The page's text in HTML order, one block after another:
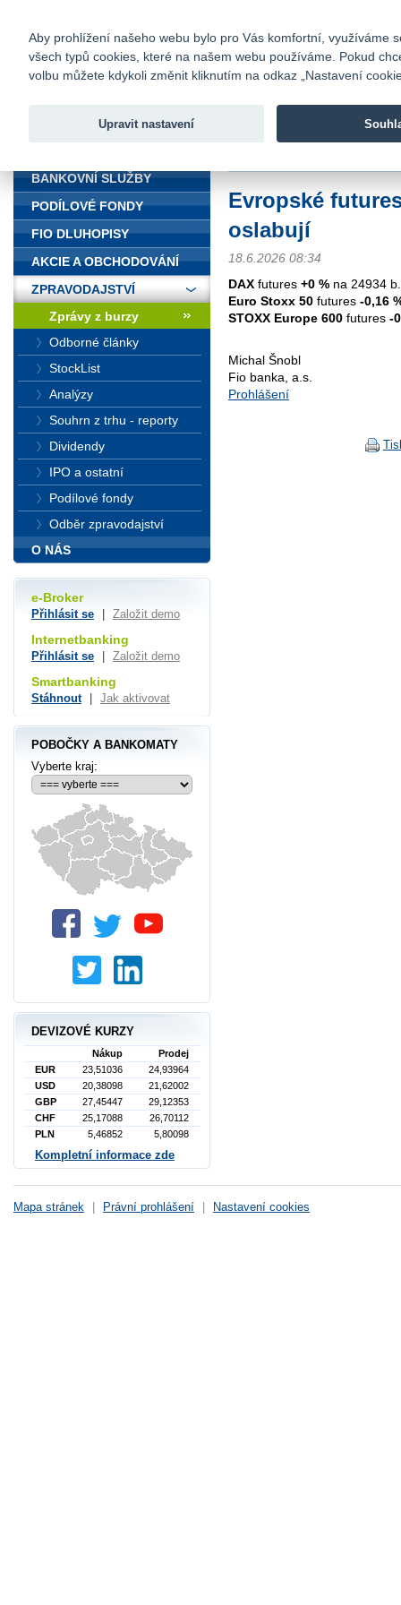
Fio banka
Fio banka
Evropské
oslabují
18.6.2026 08:34
DAX futures +0 % na 24934 b.
Euro Stoxx 50 futures -0,16
STOXX Europe 600 futures -
Michal Šnobl
Fio banka, a.s.
Prohlášení
BANKOVNÍ SLUŽBY
PODÍLOVÉ FONDY
FIO DLUHOPISY
AKCIE A OBCHODOVÁNÍ
ZPRAVODAJSTVÍ
Zprávy z burzy
Odborné články
StockList
Analýzy
Souhrn z trhu - reporty
Dividendy
IPO a ostatní
Podílové fondy
Odběr zpravodajství
O NÁS
e-Broker
Přihlásit se Založit demo
Internetbanking
Přihlásit se Založit demo
Smartbanking
Stáhnout Jak aktivovat
POBOČKY A BANKOMATY
Vyberte kraj:
DEVIZOVÉ KURZY
Nákup
Prodej
EUR
23,51036
24,93964
USD
20,38098
21,62002
GBP
27,45447
29,12353
CHF
25,17088
26,70112
PLN
5,46852 5,80098
Kompletní informace zde
Mapa stránek Právní prohlášení Nastavení cookies
Aby prohlížení našeho webu bylo pro Vás komfortní, využíváme
všech typů cookies, které na našem webu používáme. Pokud
volbu můžete kdykoli změnit kliknutím na odkaz „Nastavení
Upravit nastavení